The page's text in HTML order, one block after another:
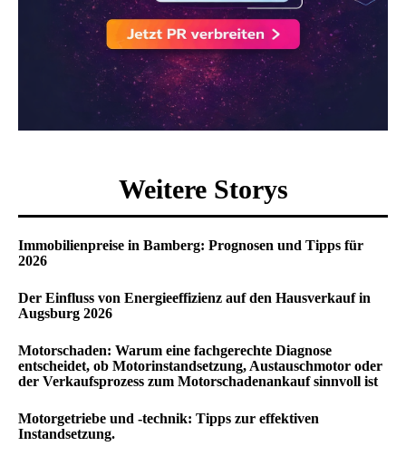
Weitere Storys
Immobilienpreise in Bamberg: Prognosen und Tipps für
2026
Der Einfluss von Energieeffizienz auf den Hausverkauf in
Augsburg 2026
Motorschaden: Warum eine fachgerechte Diagnose
entscheidet, ob Motorinstandsetzung, Austauschmotor oder
der Verkaufsprozess zum Motorschadenankauf sinnvoll ist
Motorgetriebe und -technik: Tipps zur effektiven
Instandsetzung.